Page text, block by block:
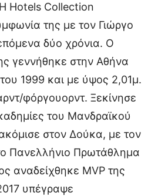
Hotels Collection
της με τον Γιώργο
δύο χρόνια. Ο
γεννήθηκε στην Αθήνα
1999 και με ύψος 2,01μ.
φόργουορντ. Ξεκίνησε
του Μανδραϊκού
στον Δούκα, με τον
Πανελλήνιο Πρωτάθλημα
αναδείχθηκε MVP της
υπέγραψε